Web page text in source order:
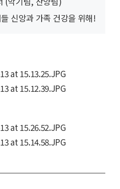
신앙과 가족 건강을 위해!